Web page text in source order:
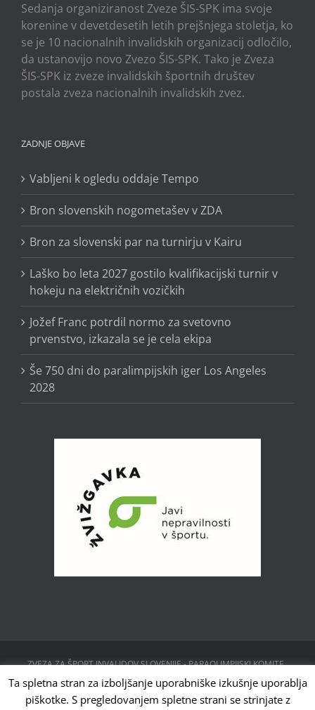
Sedanja organiziranost Zveze ŠIS-SPK ima svoje
korenine v devetdesetih letih prejšnjega stoletja, ko
se je 10 nacionalnih invalidskih organizacij odločilo,
da ustanovijo novo Zvezo ŠIS-SPK. Tako je Zveza
ŠIS-SPK iz zveze invalidskih športnih društev
postala zveza nacionalnih invalidskih zvez.
ZADNJE OBJAVE
Vabljeni k ogledu oddaje Tempo
Bron slovenskih nogometašev v ZDA
Bron za slovenski par na turnirju v Kairu
Laško bo leta 2027 gostilo kvalifikacijski turnir v
hokeju na električnih vozičkih
Jožef Franc potrdil normo za svetovno
prvenstvo, izkazala se je cela ekipa
Še 750 dni do paralimpijskih iger Los Angeles
2028
ZVEZA ZA ŠPORT INVALIDOV SLOVENIJE - PARAOLIMPIJSKI KOMITE ,
CESTA 24. JUNIJA 23, 1231 LJUBLJANA, SLOVENIJA | Powered by
WordPress
Ta spletna stran za izboljšanje uporabniške izkušnje uporablja
piškotke. S pregledovanjem spletne strani se strinjate z